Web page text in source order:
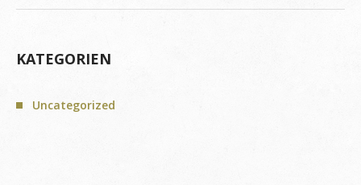
KATEGORIEN
Uncategorized